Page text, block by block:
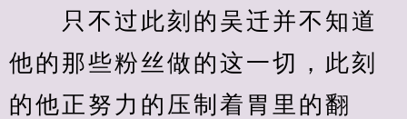
只不过此刻的吴迁并不知道
他的那些粉丝做的这一切，此刻
的他正努力的压制着胃里的翻